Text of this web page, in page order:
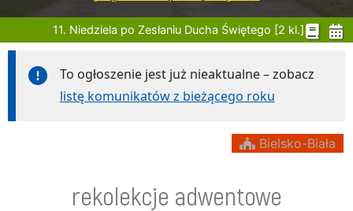
11. Niedziela po Zesłaniu Ducha Świętego [2 kl.]
To ogłoszenie jest już nieaktualne – zobacz
listę komunikatów z bieżącego roku
Bielsko-Biała
rekolekcje adwentowe